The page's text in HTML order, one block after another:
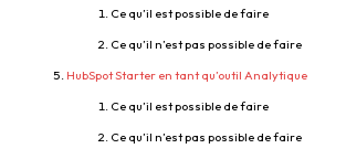
Ce qu’il est possible de faire
Ce qu’il n’est pas possible de faire
HubSpot Starter en tant qu’outil Analytique
Ce qu’il est possible de faire
Ce qu’il n’est pas possible de faire